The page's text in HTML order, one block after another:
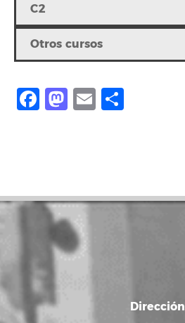
C2
Otros cursos
Facebook
Mastodon
Email
Dirección